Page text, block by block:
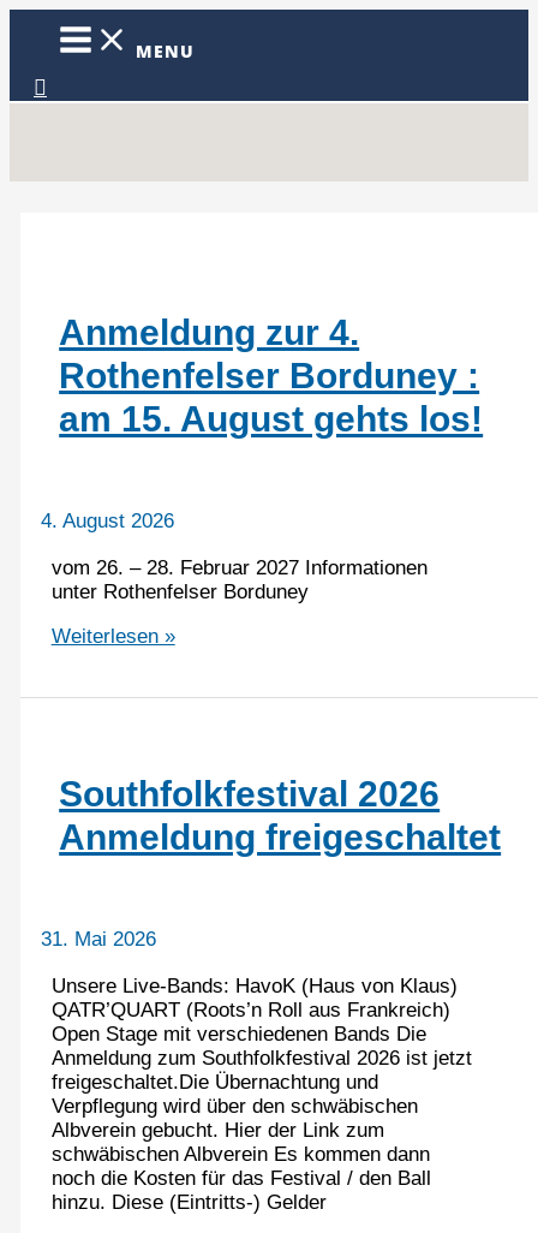
MENU
Suchen
Anmeldung zur 4.
Rothenfelser Borduney :
am 15. August gehts los!
4. August 2026
vom 26. – 28. Februar 2027 Informationen
unter Rothenfelser Borduney
Anmeldung
am
15.
August
gehts
Weiterlesen »
Southfolkfestival 2026
Anmeldung freigeschaltet
31. Mai 2026
Unsere Live-Bands: HavoK (Haus von Klaus)
QATR’QUART (Roots’n Roll aus Frankreich)
Open Stage mit verschiedenen Bands Die
Anmeldung zum Southfolkfestival 2026 ist jetzt
freigeschaltet.Die Übernachtung und
Verpflegung wird über den schwäbischen
Albverein gebucht. Hier der Link zum
schwäbischen Albverein Es kommen dann
noch die Kosten für das Festival / den Ball
hinzu. Diese (Eintritts-) Gelder